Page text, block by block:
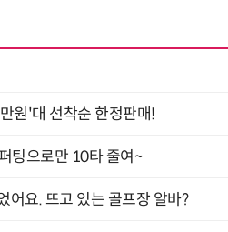
원'대 선착순 한정판매!
팅으로만 10타 줄여~
요. 뜨고 있는 골프장 알바?